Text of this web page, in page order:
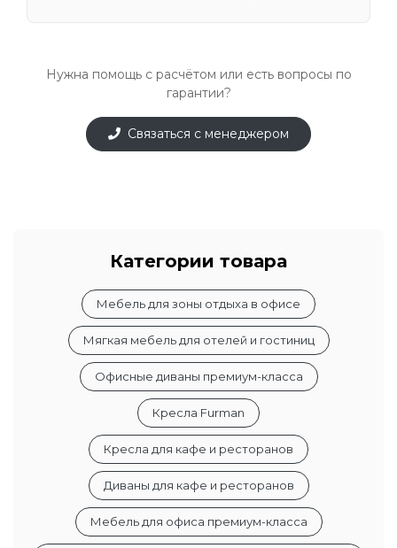
Нужна помощь с расчётом или есть вопросы по
гарантии?
Связаться с менеджером
Категории товара
Мебель для зоны отдыха в офисе
Мягкая мебель для отелей и гостиниц
Офисные диваны премиум-класса
Кресла Furman
Кресла для кафе и ресторанов
Диваны для кафе и ресторанов
Мебель для офиса премиум-класса